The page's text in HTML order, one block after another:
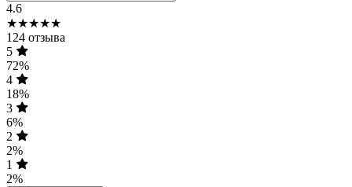
4.6
★★★★★
124 отзыва
5
72%
4
18%
3
6%
2
2%
1
2%